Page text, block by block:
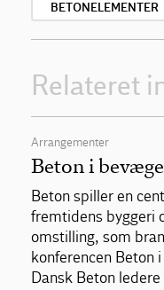
BETONELEMENTER
Relateret
Arrangementer
Beton i
Beton spiller en
fremtidens byggeri
omstilling, som
konferencen Beton
Dansk Beton